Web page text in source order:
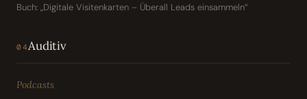
Buch: „Digitale Visitenkarten – Überall Leads einsammeln“
04Auditiv
Podcasts